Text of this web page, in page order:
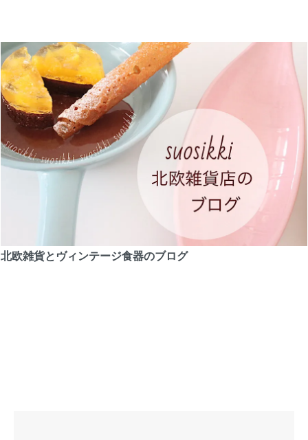
北欧雑貨とヴィンテージ食器のブログ